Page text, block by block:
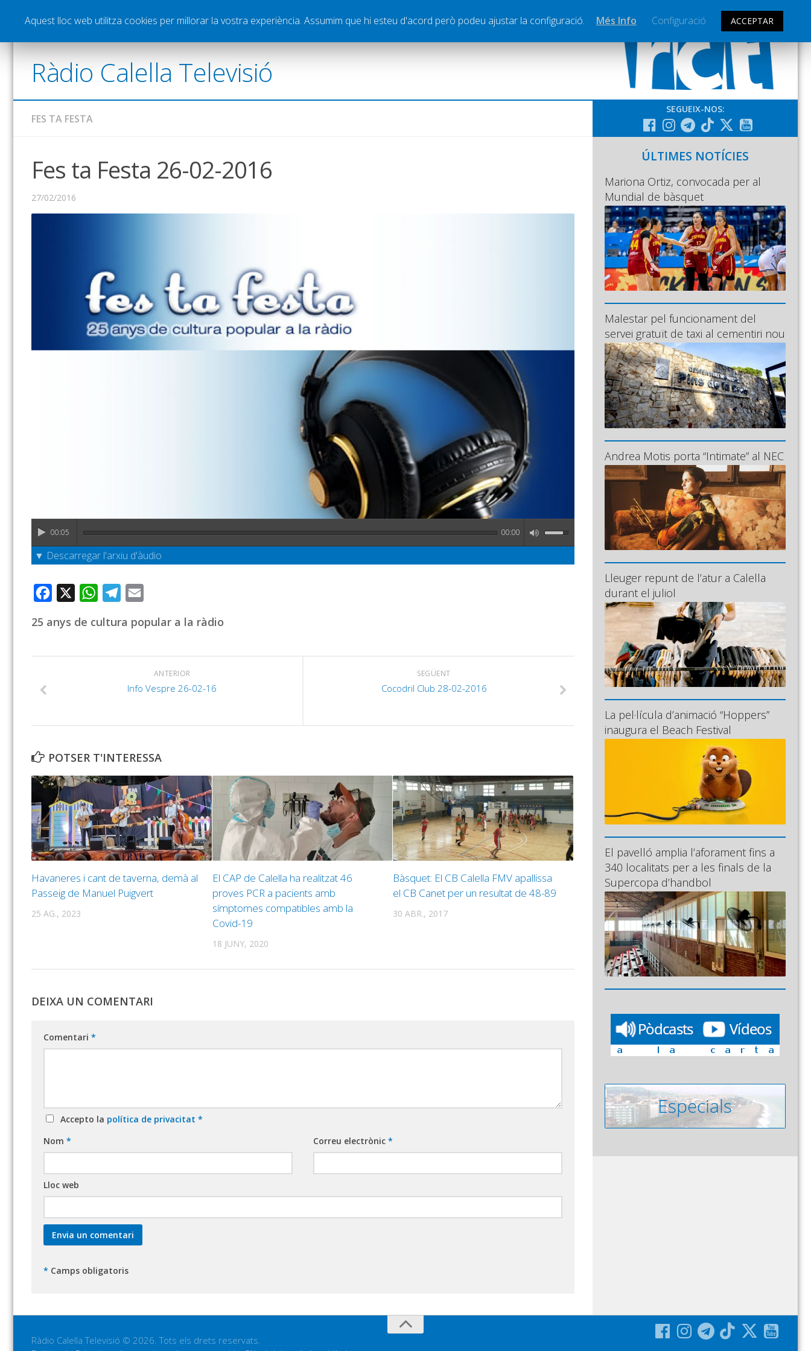
Notícies Esports Pòdcasts Vídeos Graella Publicitat Contacte
Ràdio Calella Televisió
FES TA FESTA
Fes ta Festa 26-02-2016
27/02/2016
00:05 00:00
▼ Descarregar l'arxiu d'àudio
Facebook WhatsAppTelegram
25 anys de cultura popular a la ràdio
SEGÜENT
Cocodril Club 28-02-2016
ANTERIOR
Info Vespre 26-02-16
POTSER T'INTERESSA
Havaneres i cant de taverna, demà al
Passeig de Manuel Puigvert
25 AG., 2023
El CAP de Calella ha realitzat 46
proves PCR a pacients amb
símptomes compatibles amb la
Covid-19
18 JUNY, 2020
Bàsquet: ‪El CB Calella FMV apallissa
el CB Canet per un resultat de 48-89‬
30 ABR., 2017
DEIXA UN COMENTARI
Comentari *
Accepto la política de privacitat *
Nom * Correu electrònic*
Lloc web
* Camps obligatoris
SEGUEIX-NOS:
ÚLTIMES NOTÍCIES
Mariona Ortiz, convocada per al
Mundial de bàsquet
Malestar pel funcionament del
servei gratuït de taxi al cementiri nou
Andrea Motis porta “Intimate” al NEC
Lleuger repunt de l’atur a Calella
durant el juliol
La pel·lícula d’animació “Hoppers”
inaugura el Beach Festival
El pavelló amplia l’aforament fins a
340 localitats per a les finals de la
Supercopa d’handbol
Ràdio Calella Televisió © 2026. Tots els drets reservats.
Aquest lloc web utilitza cookies per millorar la vostra experiència. Assumim que hi esteu d'acord però podeu ajustar la configuració. Més Info Configuració ACCEPTAR